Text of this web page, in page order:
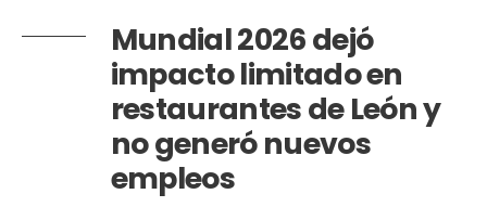
Mundial 2026 dejó
impacto limitado en
restaurantes de León y
no generó nuevos
empleos